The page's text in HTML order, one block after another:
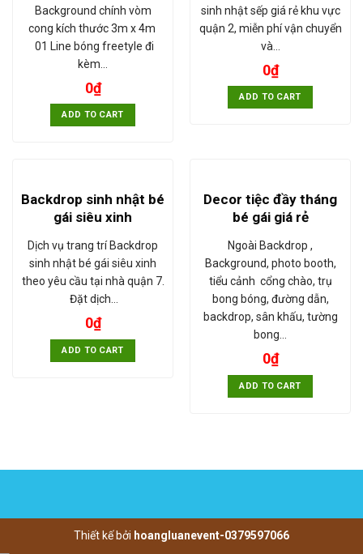
Background chính vòm
cong kích thước 3m x 4m
01 Line bóng freetyle đi
kèm…
0₫
ADD TO CART
sinh nhật sếp giá rẻ khu vực
quận 2, miễn phí vận chuyển
và…
0₫
ADD TO CART
Backdrop sinh nhật bé
gái siêu xinh
Dịch vụ trang trí Backdrop
sinh nhật bé gái siêu xinh
theo yêu cầu tại nhà quận 7.
Đặt dịch…
0₫
ADD TO CART
Decor tiệc đầy tháng
bé gái giá rẻ
Ngoài Backdrop ,
Background, photo booth,
tiểu cảnh cổng chào, trụ
bong bóng, đường dẫn,
backdrop, sân khấu, tường
bong…
0₫
ADD TO CART
Thiết kế bởi hoangluanevent-0379597066